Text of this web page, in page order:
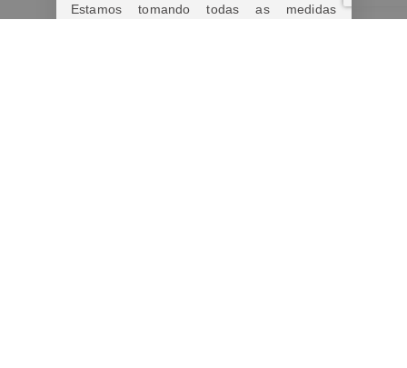
Estamos tomando todas as medidas